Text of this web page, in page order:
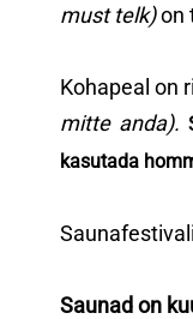
must telk)on
Kohapeal on
mitte anda).
kasutada
Saunad on